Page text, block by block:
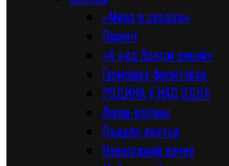
«Мира в сердце»
Пироги
«А над Волгой рекой»
Гармошка фронтовая
РОДИНА У НАС ОДНА
Люди-вагоны
Падали листья
Новогодний вечер